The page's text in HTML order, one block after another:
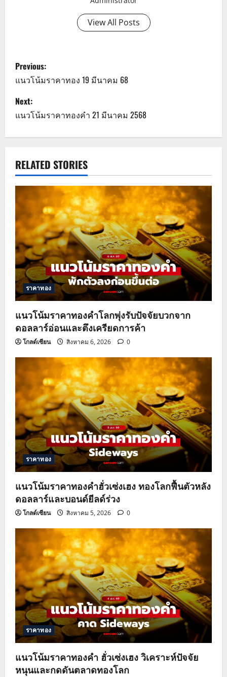
View All Posts
P
o
s
t
a
v
i
g
a
t
i
o
n
Previous:
แนวโน้มราคาทอง 19 มีนาคม 68
Next:
แนวโน้มราคาทองคำ 21 มีนาคม 2568
RELATED STORIES
ราคาทอง
แนวโน้มราคาทองคำโลกพุ่งรับปัจจัยบวกจาก
ดอลลาร์อ่อนและตึงเครียดการค้า
โกลด์เซียน สิงหาคม 6, 2026 0
ราคาทอง
แนวโน้มราคาทองคำฮั่วเซ่งเฮง ทองโลกฟื้นตัวหลัง
ดอลลาร์และบอนด์ยีลด์ร่วง
โกลด์เซียน สิงหาคม 5, 2026 0
ราคาทอง
แนวโน้มราคาทองคำ ฮั่วเซ่งเฮง วิเคราะห์ปัจจัย
หนุนและกดดันตลาดทองโลก